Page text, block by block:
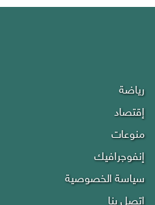
رياضة
إقتصاد
منوعات
إنفوجرافيك
سياسة الخصوصية
إتصل بنا